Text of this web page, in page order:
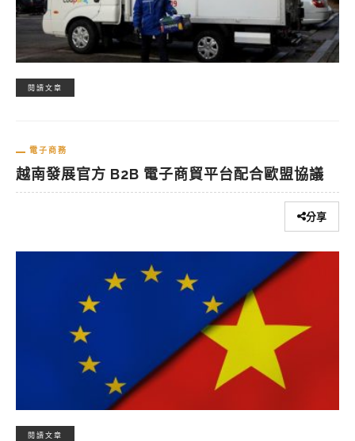
閱讀文章
電子商務
越南發展官方 B2B 電子商貿平台配合歐盟協議
分享
閱讀文章